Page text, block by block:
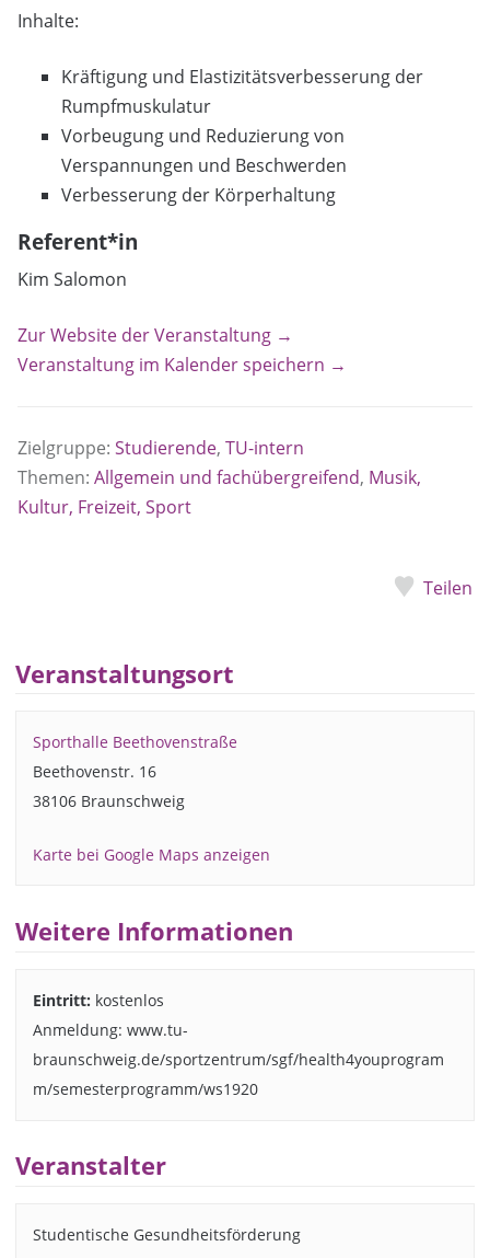
Inhalte:
Kräftigung und Elastizitätsverbesserung der
Rumpfmuskulatur
Vorbeugung und Reduzierung von
Verspannungen und Beschwerden
Verbesserung der Körperhaltung
Referent*in
Kim Salomon
Zur Website der Veranstaltung →
Veranstaltung im Kalender speichern →
Zielgruppe: Studierende, TU-intern
Themen: Allgemein und fachübergreifend, Musik,
Kultur, Freizeit, Sport
Teilen
Veranstaltungsort
Sporthalle Beethovenstraße
Beethovenstr. 16
38106 Braunschweig
Karte bei Google Maps anzeigen
Weitere Informationen
Eintritt: kostenlos
Anmeldung: www.tu-
braunschweig.de/sportzentrum/sgf/health4youprogram
m/semesterprogramm/ws1920
Veranstalter
Studentische Gesundheitsförderung